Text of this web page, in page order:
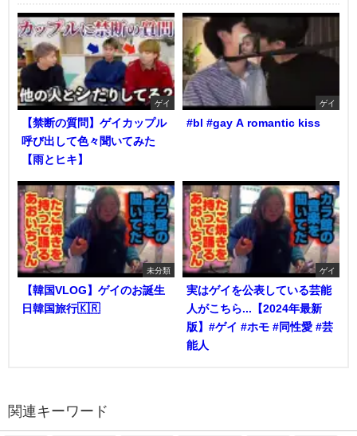
ゲイ
【禁断の質問】ゲイカップル
呼び出して色々聞いてみた
【雨とヒキ】
ゲイ
#bl #gay A romantic kiss
未分類
【韓国VLOG】ゲイのお誕生
日韓国旅行🇰🇷
ゲイ
実はゲイを公表している芸能
人がこちら...【2024年最新
版】#ゲイ #ホモ #同性愛 #芸
能人
関連キーワード